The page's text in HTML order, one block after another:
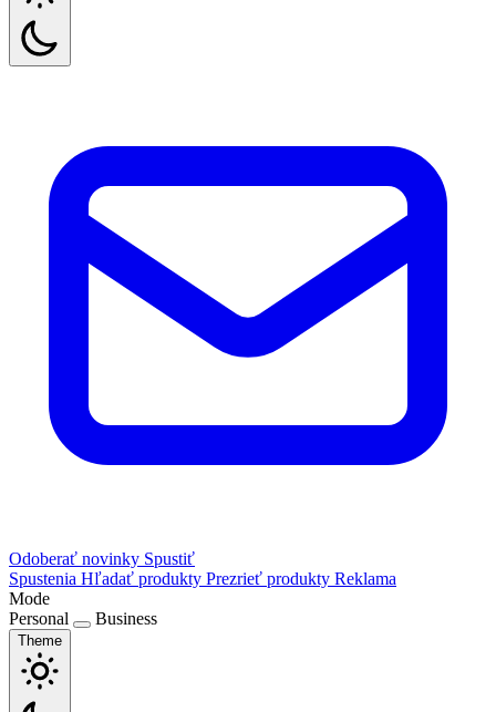
Odoberať novinky Spustiť
Spustenia Hľadať produkty Prezrieť produkty Reklama
Mode
Personal
Business
Theme